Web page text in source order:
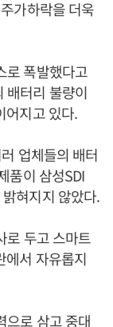
가하락을 더욱
로 폭발했다고
배터리 불량이
어지고 있다.
업체들의 배터
품이 삼성SDI
혀지지 않았다.
로 두고 스마트
에서 자유롭지
으로 삼고 중대